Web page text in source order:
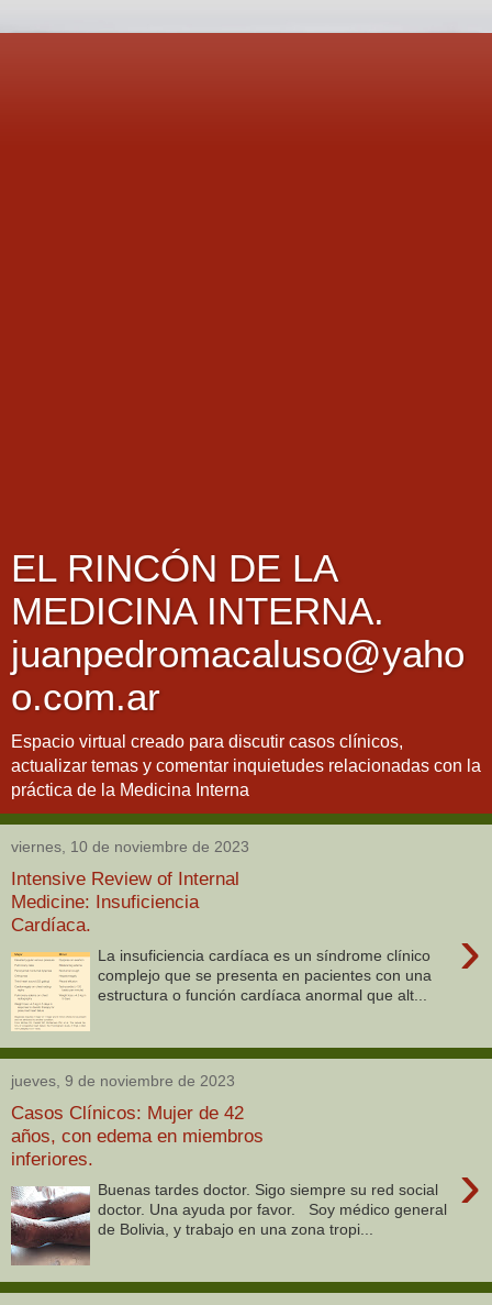
EL RINCÓN DE LA
MEDICINA INTERNA.
juanpedromacaluso@yaho
o.com.ar
Espacio virtual creado para discutir casos clínicos,
actualizar temas y comentar inquietudes relacionadas con la
práctica de la Medicina Interna
viernes, 10 de noviembre de 2023
Intensive Review of Internal
Medicine: Insuficiencia
Cardíaca.
›
La insuficiencia cardíaca es un síndrome clínico
complejo que se presenta en pacientes con una
estructura o función cardíaca anormal que alt...
jueves, 9 de noviembre de 2023
Casos Clínicos: Mujer de 42
años, con edema en miembros
inferiores.
›
Buenas tardes doctor. Sigo siempre su red social
doctor. Una ayuda por favor. Soy médico general
de Bolivia, y trabajo en una zona tropi...